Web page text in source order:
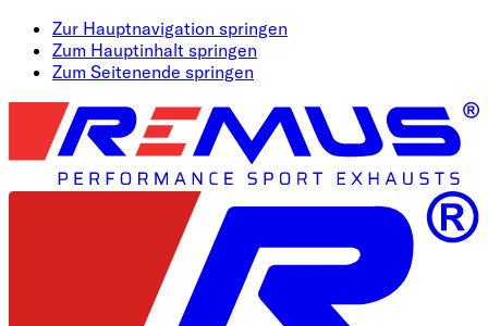
Zur Hauptnavigation springen
Zum Hauptinhalt springen
Zum Seitenende springen